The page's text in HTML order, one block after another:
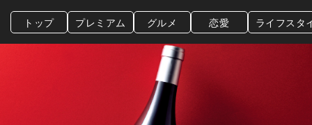
トップ プレミアム グルメ 恋愛 ライフスタ